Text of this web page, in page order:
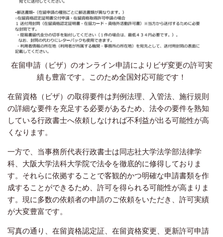
在留申請（ビザ）のオンライン申請によりビザ変更の許可実
績も豊富です。このため全国対応可能です！
在留資格（ビザ）の取得要件は判例法理、入管法、施行規則
の詳細な要件を充足する必要があるため、法令の要件を熟知
している行政書士へ依頼しなければ不利益が出る可能性が高
くなります。
一方で、当事務所代表行政書士は同志社大学法学部法律学
科、大阪大学法科大学院で法令を徹底的に修得しておりま
す。それらに依拠することで客観的かつ明確な申請書類を作
成することができるため、許可を得られる可能性が高まりま
す。現に多数の依頼者の申請のご依頼をいただき、許可実績
が大変豊富です。
写真の通り、在留資格認定証、在留資格変更、更新許可申請